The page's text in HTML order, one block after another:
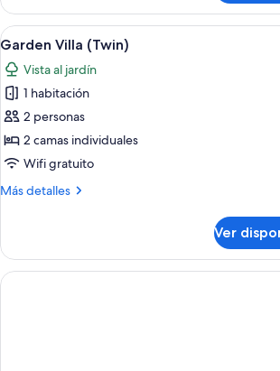
Villa
(Double)
Ver
todas
las
fotos
de
Garden
Villa
Habitación
17
Garden Villa (Twin)
Vista al jardín
1 habitación
2 personas
2 camas individuales
Wifi gratuito
Más detalles
Más
Villa
(Twin)
Ver